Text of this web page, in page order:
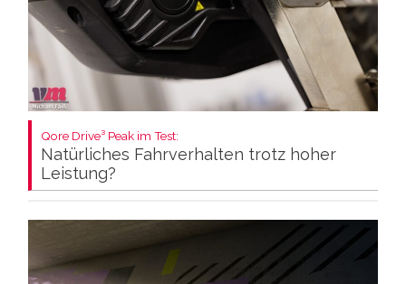
Qore Drive³ Peak im Test:
Natürliches Fahrverhalten trotz hoher
Leistung?